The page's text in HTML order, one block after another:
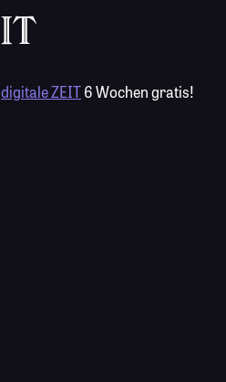
digitale ZEIT6 Wochen gratis!